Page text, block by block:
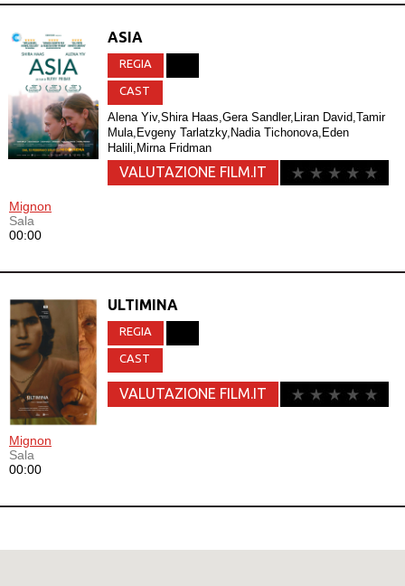
ASIA
REGIA
CAST
Alena Yiv,Shira Haas,Gera Sandler,Liran David,Tamir
Mula,Evgeny Tarlatzky,Nadia Tichonova,Eden
Halili,Mirna Fridman
VALUTAZIONE FILM.IT
Mignon
Sala
00:00
ULTIMINA
REGIA
CAST
VALUTAZIONE FILM.IT
Mignon
Sala
00:00